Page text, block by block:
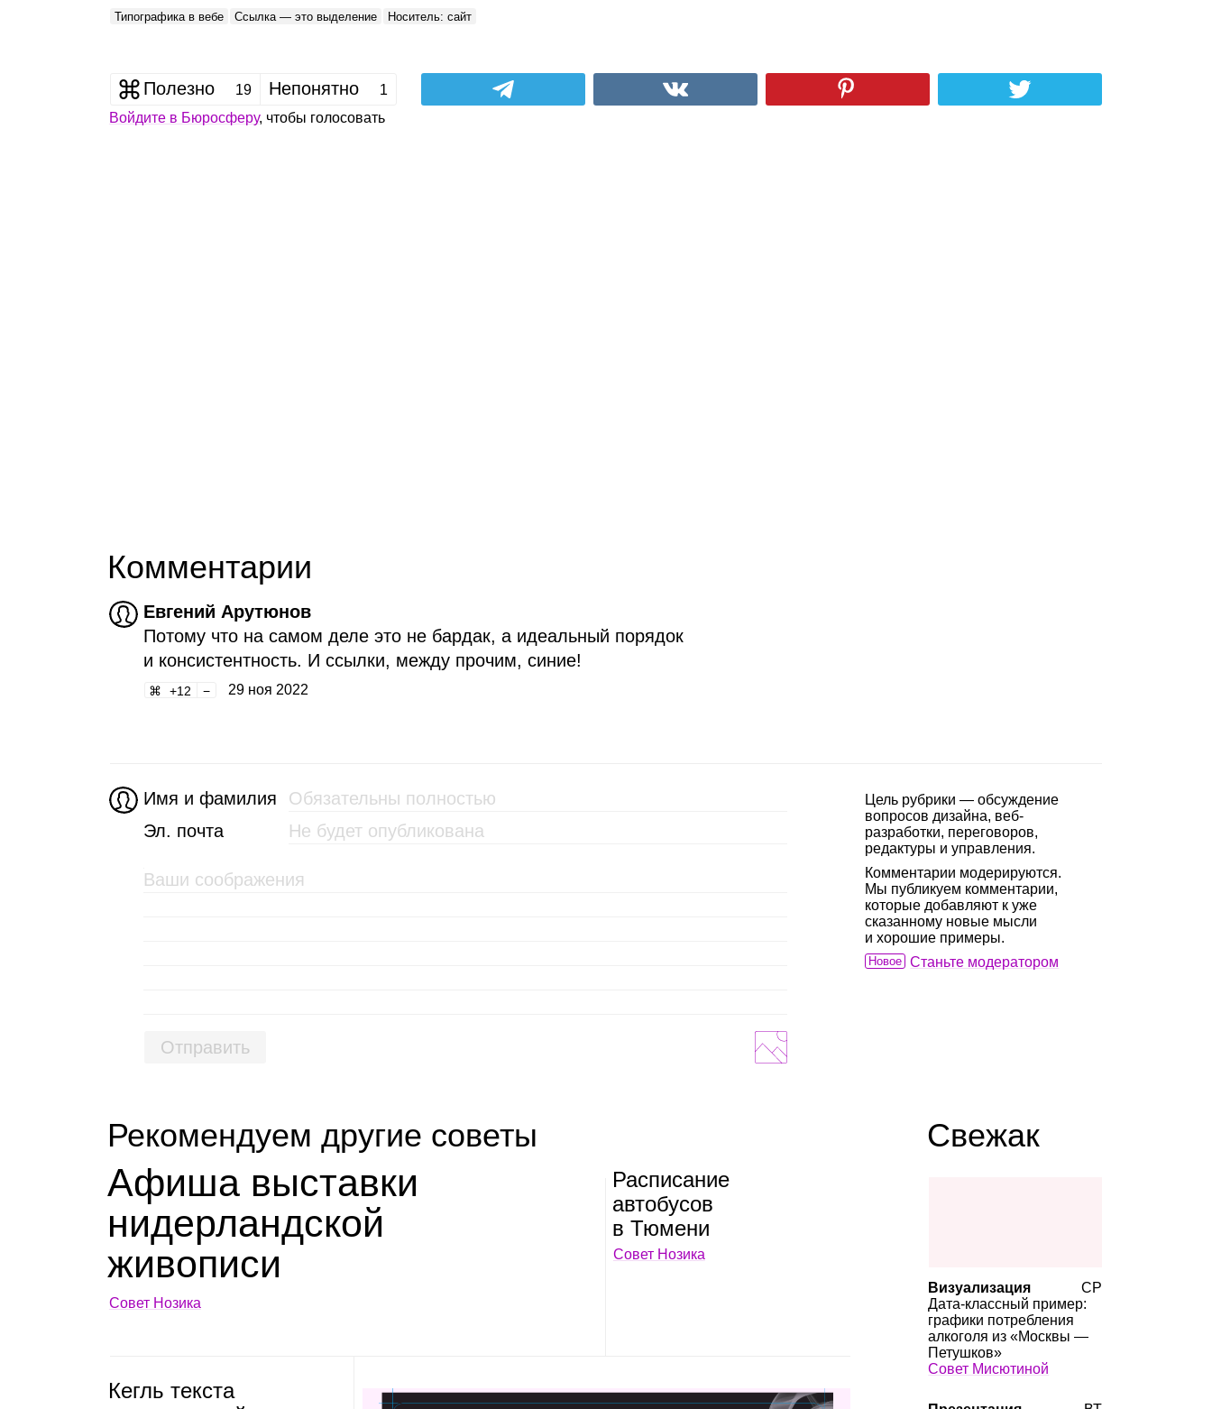
Типографика в вебе Ссылка — это выделение Носитель: сайт
Полезно 19 Непонятно
1
Войдите в Бюросферу, чтобы голосовать
Комментарии
Евгений Арутюнов
Потому что на самом деле это не бардак, а идеальный порядок
и консистентность. И ссылки, между прочим, синие!
12 29 ноя 2022
Имя и фамилия
Эл. почта
Отправить
Цель рубрики — обсуждение
вопросов дизайна, веб-
разработки, переговоров,
редактуры и управления.
Комментарии модерируются.
Мы публикуем комментарии,
которые добавляют к уже
сказанному новые мысли
и хорошие примеры.
Новое Станьте модератором
Рекомендуем другие советы
Афиша выставки
нидер­ланд­ской
живо­писи
Совет Нозика
Рас­пи­са­ние
авто­бу­сов
в Тюмени
Совет Нозика
Кегль тек­ста
Свежак
Визуализация
Дата‑классный пример:
графики потребления
алкоголя из «Москвы —
Петушков»
Совет Мисютиной
СР